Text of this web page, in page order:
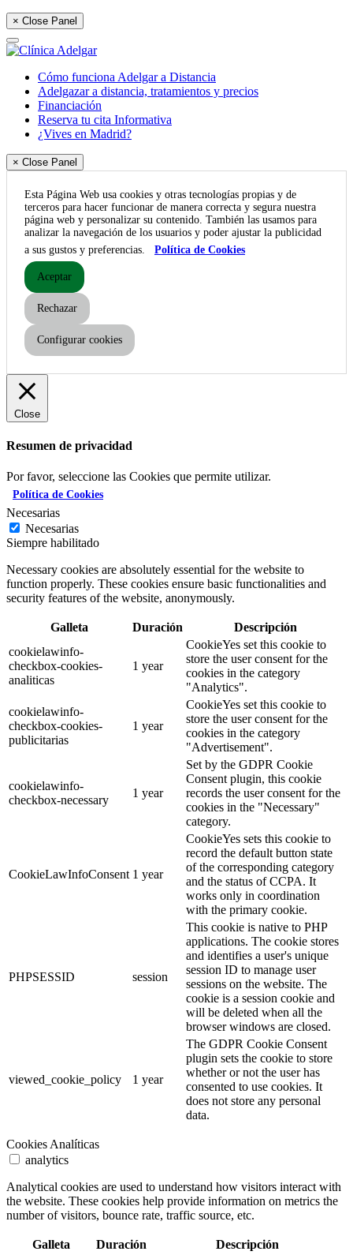
× Close Panel
Cómo funciona Adelgar a Distancia
Adelgazar a distancia, tratamientos y precios
Financiación
Reserva tu cita Informativa
¿Vives en Madrid?
× Close Panel
Esta Página Web usa cookies y otras tecnologías propias y de
terceros para hacer funcionar de manera correcta y segura nuestra
página web y personalizar su contenido. También las usamos para
analizar la navegación de los usuarios y poder ajustar la publicidad
a sus gustos y preferencias.
Política de Cookies
Aceptar
Rechazar
Configurar cookies
Close
Resumen de privacidad
Por favor, seleccione las Cookies que permite utilizar.
Política de Cookies
Necesarias
Necesarias
Siempre habilitado
Necessary cookies are absolutely essential for the website to
function properly. These cookies ensure basic functionalities and
security features of the website, anonymously.
Galleta Duración
Descripción
cookielawinfo-
checkbox-cookies-
analiticas
1 year
CookieYes set this cookie to
store the user consent for the
cookies in the category
"Analytics".
cookielawinfo-
checkbox-cookies-
publicitarias
1 year
CookieYes set this cookie to
store the user consent for the
cookies in the category
"Advertisement".
cookielawinfo-
checkbox-necessary
1 year
Set by the GDPR Cookie
Consent plugin, this cookie
records the user consent for the
cookies in the "Necessary"
category.
CookieLawInfoConsent 1 year
CookieYes sets this cookie to
record the default button state
of the corresponding category
and the status of CCPA. It
works only in coordination
with the primary cookie.
PHPSESSID session
This cookie is native to PHP
applications. The cookie stores
and identifies a user's unique
session ID to manage user
sessions on the website. The
cookie is a session cookie and
will be deleted when all the
browser windows are closed.
viewed_cookie_policy 1 year
The GDPR Cookie Consent
plugin sets the cookie to store
whether or not the user has
consented to use cookies. It
does not store any personal
data.
Cookies Analíticas
analytics
Analytical cookies are used to understand how visitors interact with
the website. These cookies help provide information on metrics the
number of visitors, bounce rate, traffic source, etc.
Galleta Duración Descripción